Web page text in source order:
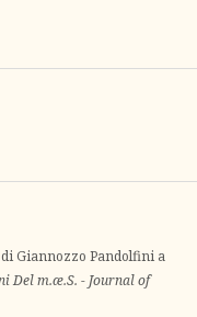
Giannozzo Pandolfini a
Del m.æ.S. - Journal of